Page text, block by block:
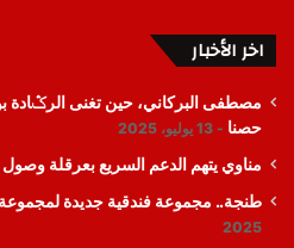
اخر الأخبار
مصطفى البركاني، حين تغنى الرݣادة
حصنا
13 يوليو، 2025
مناوي يتهم الدعم السريع بعرقلة وصول
طنجة.. مجموعة فندقية جديدة لمجموعة
2025